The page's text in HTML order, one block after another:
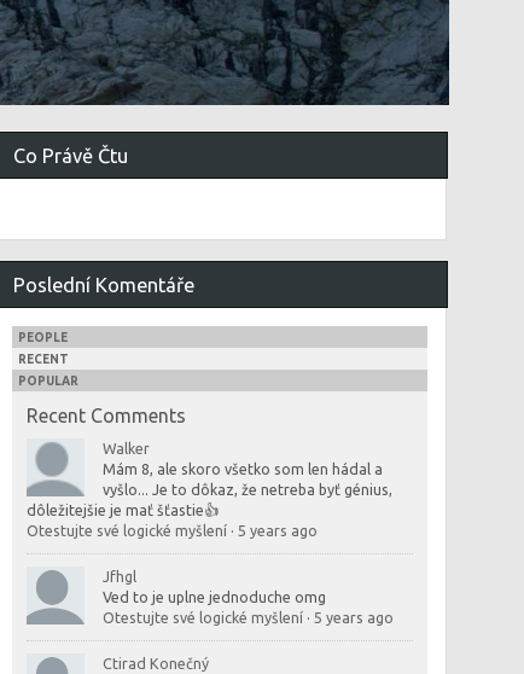
Co Právě Čtu
Poslední Komentáře
PEOPLE
RECENT
POPULAR
Recent Comments
Walker
Mám 8, ale skoro všetko som len hádal a
vyšlo... Je to dôkaz, že netreba byť génius,
dôležitejšie je mať šťastie👍
Otestujte své logické myšlení· 5 years ago
Jfhgl
Ved to je uplne jednoduche omg
Otestujte své logické myšlení· 5 years ago
Ctirad Konečný